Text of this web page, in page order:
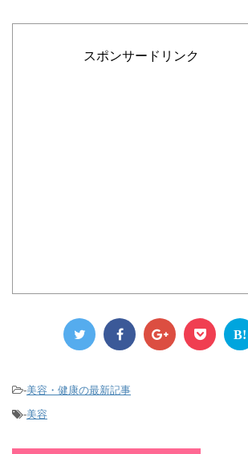
スポンサードリンク
B!
-美容・健康の最新記事
-美容